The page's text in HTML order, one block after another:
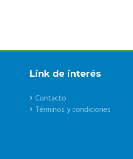
Link de interés
Contacto
Términos y condiciones